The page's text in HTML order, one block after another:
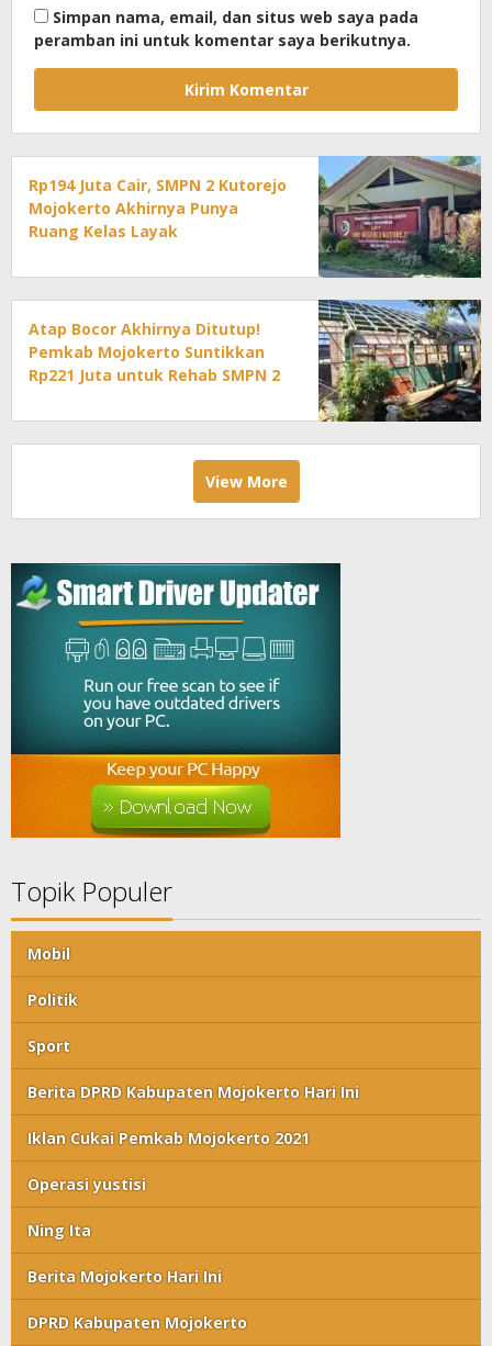
Simpan nama, email, dan situs web saya pada
peramban ini untuk komentar saya berikutnya.
Rp194 Juta Cair, SMPN 2 Kutorejo
Mojokerto Akhirnya Punya
Ruang Kelas Layak
Atap Bocor Akhirnya Ditutup!
Pemkab Mojokerto Suntikkan
Rp221 Juta untuk Rehab SMPN 2
View More
Topik Populer
Mobil
Politik
Sport
Berita DPRD Kabupaten Mojokerto Hari Ini
Iklan Cukai Pemkab Mojokerto 2021
Operasi yustisi
Ning Ita
Berita Mojokerto Hari Ini
DPRD Kabupaten Mojokerto